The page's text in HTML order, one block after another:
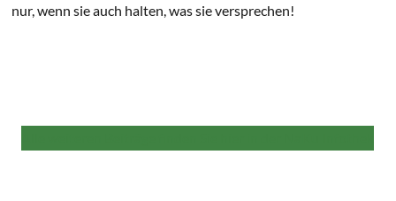
nur, wenn sie auch halten, was sie versprechen!